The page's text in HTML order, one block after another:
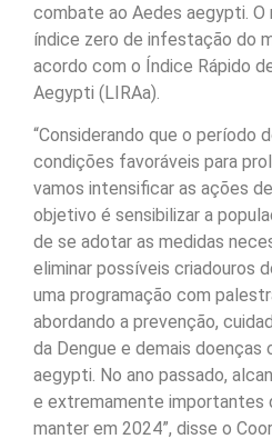
combate ao Aedes aegypti. O
índice zero de infestação do
acordo com o Índice Rápido
Aegypti (LIRAa).
“Considerando que o período
condições favoráveis para
vamos intensificar as ações
objetivo é sensibilizar a
de se adotar as medidas
eliminar possíveis criadouros
uma programação com
abordando a prevenção,
da Dengue e demais doenças
aegypti. No ano passado,
e extremamente importantes
manter em 2024”, disse o